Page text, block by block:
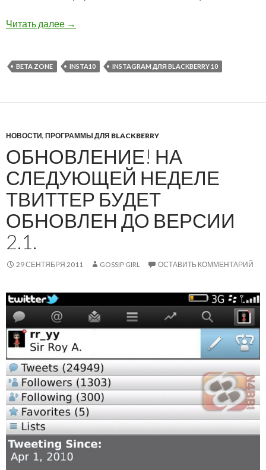
Читать далее Insta10 новый нативный клиент Instagram
→
BETA ZONE INSTA10 INSTAGRAM ДЛЯ BLACKBERRY 10
НОВОСТИ, ПРОГРАММЫ ДЛЯ BLACKBERRY
ОБНОВЛЕНИЕ! НА
СЛЕДУЮЩЕЙ НЕДЕЛЕ
ТВИТТЕР БУДЕТ
ОБНОВЛЕН ДО ВЕРСИИ
2.1.
29 СЕНТЯБРЯ 2011 GOSSIP GIRL ОСТАВИТЬ КОММЕНТАРИЙ